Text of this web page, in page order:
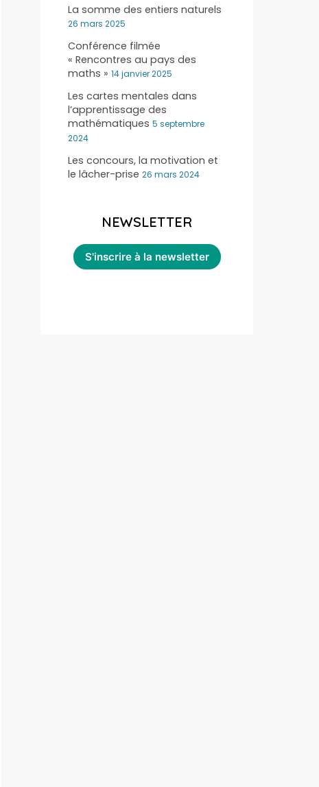
La somme des entiers naturels
26 mars 2025
Conférence filmée
« Rencontres au pays des
maths » 14 janvier 2025
Les cartes mentales dans
l’apprentissage des
mathématiques 5 septembre
2024
Les concours, la motivation et
le lâcher-prise 26 mars 2024
NEWSLETTER